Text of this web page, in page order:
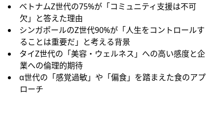
ベトナムZ世代の75%が「コミュニティ支援は不可
欠」と答えた理由
シンガポールのZ世代90%が「人生をコントロールす
ることは重要だ」と考える背景
タイZ世代の「美容・ウェルネス」への高い感度と企
業への倫理的期待
α世代の「感覚過敏」や「偏食」を踏まえた食のアプ
ローチ